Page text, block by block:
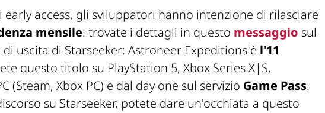
access, gli sviluppatori hanno intenzione di rilasciare
mensile: trovate i dettagli in questo messaggio sul
uscita di Starseeker: Astroneer Expeditions è l'11
questo titolo su PlayStation 5, Xbox Series X|S,
(Steam, Xbox PC) e dal day one sul servizio Game Pass.
su Starseeker, potete dare un'occhiata a questo